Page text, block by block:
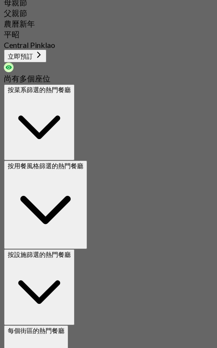
母親節
父親節
農曆新年
平昭
Central Pinklao
立即預訂
尚有多個座位
按菜系篩選的熱門餐廳
按用餐風格篩選的熱門餐廳
按設施篩選的熱門餐廳
每個街區的熱門餐廳